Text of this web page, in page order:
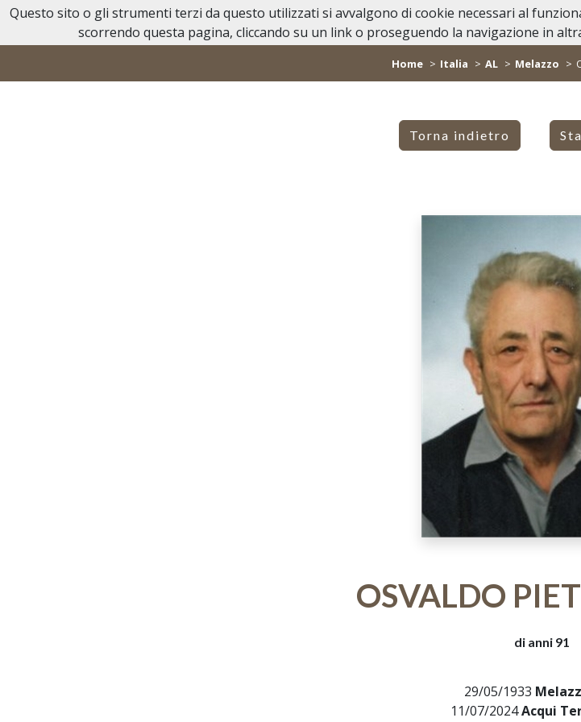
Necrologi Acqui Terme Home Casa
Home Italia AL Melazzo
Torna indietro
OSVALDO
di anni 91
29/05/1933
11/07/2024Acqui
Questo sito o gli strumenti terzi da questo utilizzati si avvalgono di cookie necessari al
scorrendo questa pagina, cliccando su un link o proseguendo la navigazione in